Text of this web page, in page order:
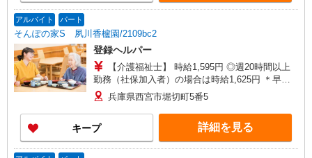
アルバイト パート
そんぽの家S 夙川香櫨園/2109bc2
登録ヘルパー
【介護福祉士】 時給1,595円 ◎週20時間以上
勤務（社保加入者）の場合は時給1,625円 ＊早朝
夜間（〜8:00、18:00〜）：時給1,994円〜 ＊日曜
祝日：時給1,895円〜 【実務者研修・初任者研修
（ヘルパー1級・2級）】 時給1,515円 ◎週20時間
以上勤務（社保加入者）の場合は時給1,545円 ＊
早朝夜間（〜8:00、18:00〜）：時給1,894円〜 ＊
兵庫県西宮市堀切町5番5
キープ 詳細を見る